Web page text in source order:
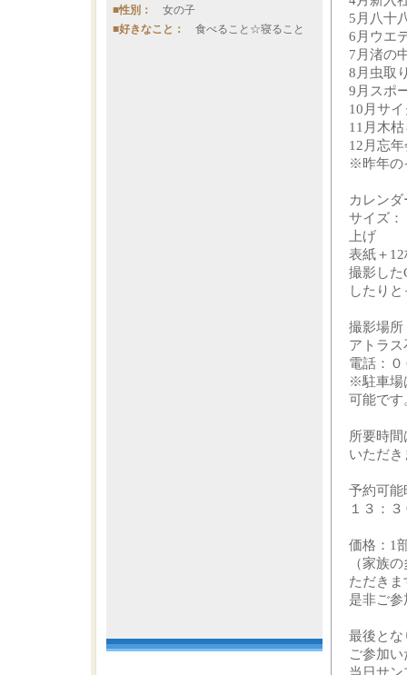
■性別： 女の子
■好きなこと： 食べること☆寝ること
5月八十
6月ウエ
7月渚の
8月虫
9月スポ
10月サ
11月木
12月忘
※昨年の
カレン
サイズ
上げ
表紙＋12
撮影した
したり
撮影場
アトラ
電話：
※駐車場
可能です
所要時
いただ
予約可
１３：
価格：1
（家族
ただきま
是非ご
最後とな
ご参加